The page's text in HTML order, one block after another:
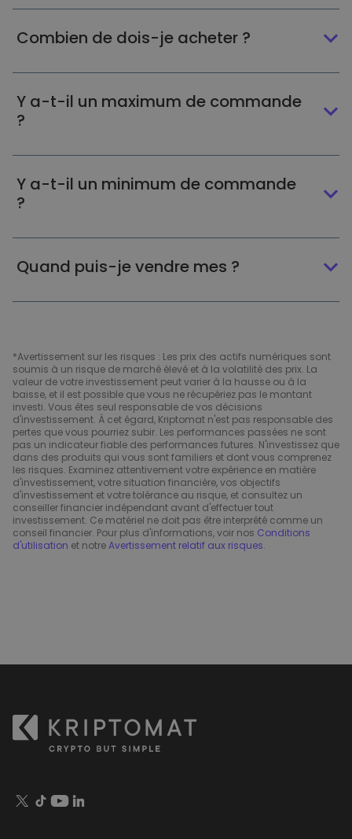
Combien de dois-je acheter ?
Y a-t-il un maximum de commande
?
Y a-t-il un minimum de commande
?
Quand puis-je vendre mes ?
*Avertissement sur les risques : Les prix des actifs numériques sont
soumis à un risque de marché élevé et à la volatilité des prix. La
valeur de votre investissement peut varier à la hausse ou à la
baisse, et il est possible que vous ne récupériez pas le montant
investi. Vous êtes seul responsable de vos décisions
d'investissement. À cet égard, Kriptomat n'est pas responsable des
pertes que vous pourriez subir. Les performances passées ne sont
pas un indicateur fiable des performances futures. N'investissez que
dans des produits qui vous sont familiers et dont vous comprenez
les risques. Examinez attentivement votre expérience en matière
d'investissement, votre situation financière, vos objectifs
d'investissement et votre tolérance au risque, et consultez un
conseiller financier indépendant avant d'effectuer tout
investissement. Ce matériel ne doit pas être interprété comme un
conseil financier. Pour plus d'informations, voir nos Conditions
d'utilisation et notreAvertissement relatif aux risques.